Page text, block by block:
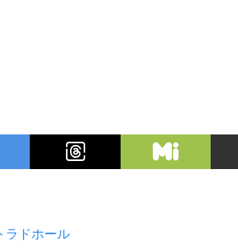
ラドホール